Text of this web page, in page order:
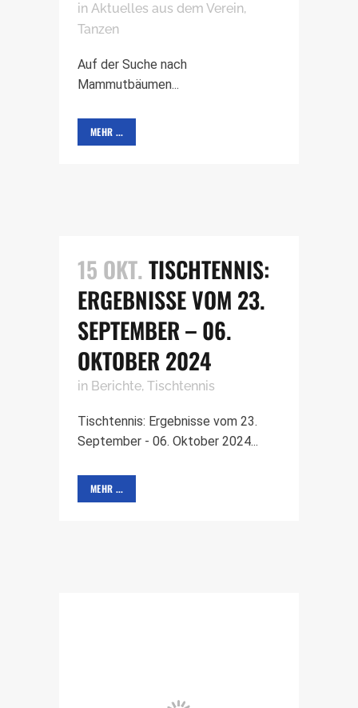
in Aktuelles aus dem Verein,
Tanzen
Auf der Suche nach
Mammutbäumen...
MEHR ...
15 OKT. TISCHTENNIS:
ERGEBNISSE VOM 23.
SEPTEMBER – 06.
OKTOBER 2024
in Berichte, Tischtennis
Tischtennis: Ergebnisse vom 23.
September - 06. Oktober 2024...
MEHR ...